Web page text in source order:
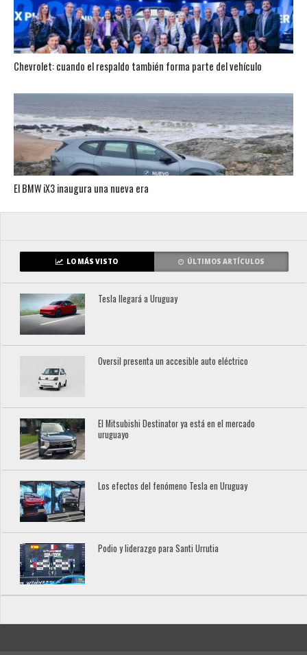
Chevrolet: cuando el respaldo también forma parte del vehículo
El BMW iX3 inaugura una nueva era
LO MÁS VISTO ÚLTIMOS ARTÍCULOS
Tesla llegará a Uruguay
Oversil presenta un accesible auto eléctrico
El Mitsubishi Destinator ya está en el mercado
uruguayo
Los efectos del fenómeno Tesla en Uruguay
Podio y liderazgo para Santi Urrutia